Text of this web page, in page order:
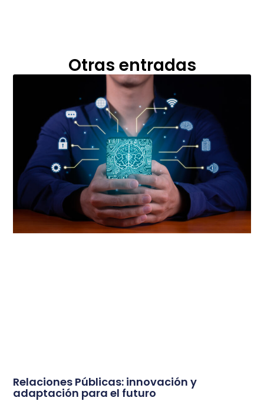
Otras entradas
Relaciones Públicas: innovación y
adaptación para el futuro